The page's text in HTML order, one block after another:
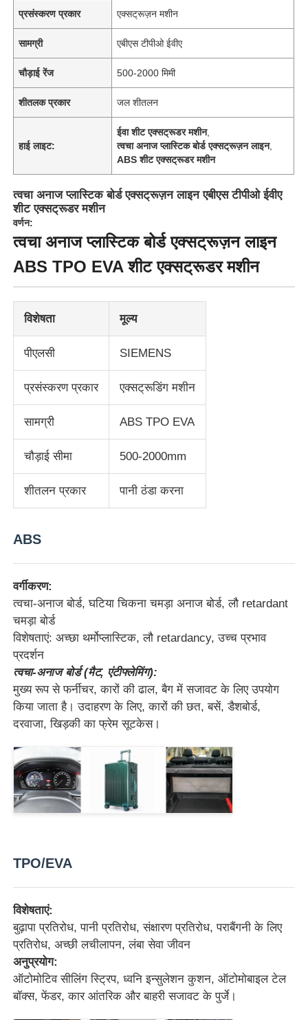
घर
हमारे बारे में
गुणवत्ता नियंत्रण
मामले
एक उद्धरण का अनुरोध करें
प्रसंस्करण प्रकार एक्सट्रूज़न मशीन
सामग्री एबीएस टीपीओ ईवीए
चौड़ाई रेंज 500-2000 मिमी
शीतलक प्रकार जल शीतलन
हाई लाइट:
ईवा शीट एक्सट्रूडर मशीन,
त्वचा अनाज प्लास्टिक बोर्ड एक्सट्रूज़न लाइन,
ABS शीट एक्सट्रूडर मशीन
त्वचा अनाज प्लास्टिक बोर्ड एक्सट्रूज़न लाइन एबीएस टीपीओ ईवीए
शीट एक्सट्रूडर मशीन
वर्णन:
त्वचा अनाज प्लास्टिक बोर्ड एक्सट्रूज़न लाइन
ABS TPO EVA शीट एक्सट्रूडर मशीन
विशेषता मूल्य
पीएलसी SIEMENS
प्रसंस्करण प्रकार एक्सट्रूडिंग मशीन
सामग्री ABS TPO EVA
चौड़ाई सीमा 500-2000mm
शीतलन प्रकार पानी ठंडा करना
ABS
वर्गीकरण:
त्वचा-अनाज बोर्ड, घटिया चिकना चमड़ा अनाज बोर्ड, लौ retardant
चमड़ा बोर्ड
विशेषताएं: अच्छा थर्मोप्लास्टिक, लौ retardancy, उच्च प्रभाव
प्रदर्शन
त्वचा-अनाज बोर्ड (मैट, एंटीफ्लेमिंग):
मुख्य रूप से फर्नीचर, कारों की ढाल, बैग में सजावट के लिए उपयोग
किया जाता है। उदाहरण के लिए, कारों की छत, बसें, डैशबोर्ड,
दरवाजा, खिड़की का फ्रेम सूटकेस।
TPO/EVA
विशेषताएं:
बुढ़ापा प्रतिरोध, पानी प्रतिरोध, संक्षारण प्रतिरोध, पराबैंगनी के लिए
प्रतिरोध, अच्छी लचीलापन, लंबा सेवा जीवन
अनुप्रयोग:
ऑटोमोटिव सीलिंग स्ट्रिप, ध्वनि इन्सुलेशन कुशन, ऑटोमोबाइल टेल
बॉक्स, फेंडर, कार आंतरिक और बाहरी सजावट के पुर्जे।